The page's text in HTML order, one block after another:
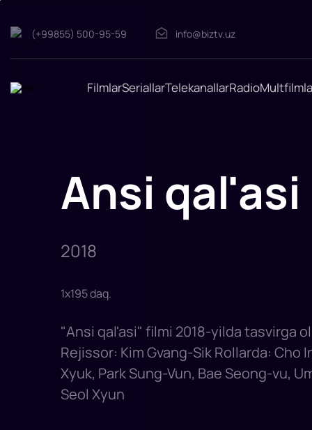
Ansi
filmi
2018-
(+99855) 500-95-59 info@biztv.uz
FilmlarSeriallarTelekanallarRadio
Ansi qal'asi
2018
1x195daq.
"Ansi qal'asi" filmi 2018-yilda tasvirga
Rejissor: Kim Gvang-Sik Rollarda: Cho
Xyuk, Park Sung-Vun, Bae Seong-vu,
Seol Xyun